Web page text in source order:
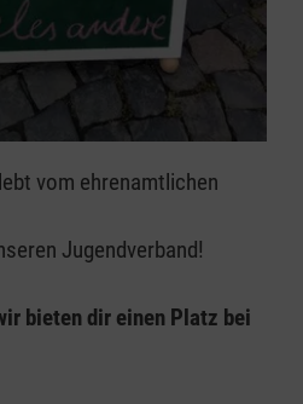
vom ehrenamtlichen
Jugendverband!
bieten dir einen Platz bei